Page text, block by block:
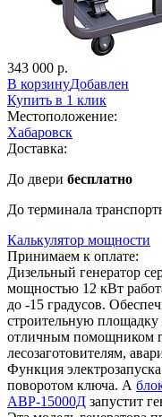
343 000 р.
В корзинуДобавлен
Купить в 1 клик
Местоположение:
Хабаровск
Доставка:
До двери бесплатно
До терминала
Калькулятор мощности
Принимаем к оплате:
Дизельный генератор
мощностью 12 кВт
до -15 градусов.
строительную
отличным помощником
лесозаготовителям,
Функция электрозапуска
поворотом ключа. А
АВР-15000Д запустит